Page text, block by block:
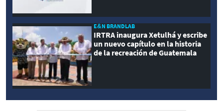
E&N BRANDLAB
IRTRA inaugura Xetulhá y escribe
un nuevo capítulo en la historia
de la recreación de Guatemala